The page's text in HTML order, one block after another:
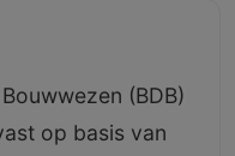
(BDB)
op basis van